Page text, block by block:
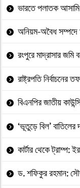
ভারতে পলাতক আসামি
অনিয়ম-অবৈধ
রংপুরে মাদ্রাসার জমি
রাষ্ট্রপতি
বিএনপির জাতীয়
‘ভূতুড়ে বিল’ বাতিলের
কার্টার থেকে
ড. শফিকুর রহমান: